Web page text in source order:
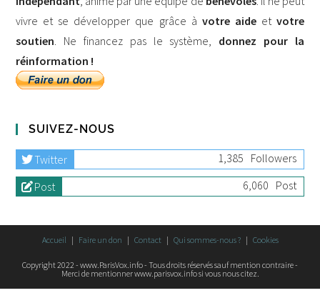
vivre et se développer que grâce à votre aideet votre
soutien. Ne financez pas le système, donnez pour la
réinformation !
SUIVEZ-NOUS
Twitter 1,385 Followers
Post
6,060 Post
Accueil Faire un don Contact Qui sommes-nous ? Cookies
Copyright 2022 - www.ParisVox.info - Tous droits réservés sauf mention contraire -
Merci de mentionner www.parisvox.info si vous nous citez.